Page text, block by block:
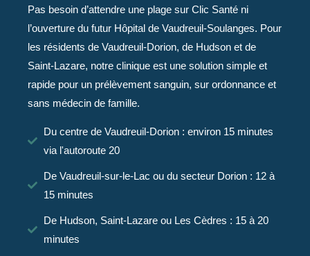
Pas besoin d’attendre une plage sur Clic Santé ni
l’ouverture du futur Hôpital de Vaudreuil-Soulanges. Pour
les résidents de Vaudreuil-Dorion, de Hudson et de
Saint-Lazare, notre clinique est une solution simple et
rapide pour un prélèvement sanguin, sur ordonnance et
sans médecin de famille.
Du centre de Vaudreuil-Dorion : environ 15 minutes
via l'autoroute 20
De Vaudreuil-sur-le-Lac ou du secteur Dorion : 12 à
15 minutes
De Hudson, Saint-Lazare ou Les Cèdres : 15 à 20
minutes